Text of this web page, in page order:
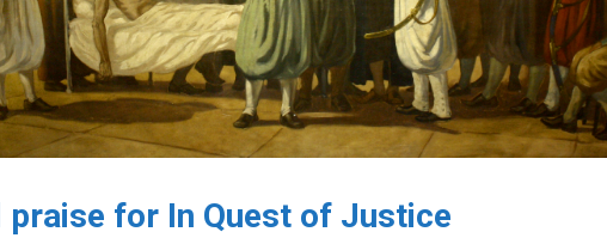
praise for In Quest of Justice